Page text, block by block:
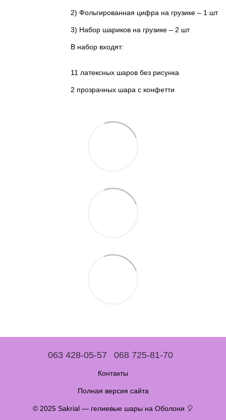
2) Фольгированная цифра на грузике – 1 шт
3) Набор шариков на грузике – 2 шт
В набор входят:
11 латексных шаров без рисунка
2 прозрачных шара с конфетти
063 428-05-57 068 725-81-70
Контакты
Полная версия сайта
© 2025 Sakrial — гелиевые шары на Оболони 🎈